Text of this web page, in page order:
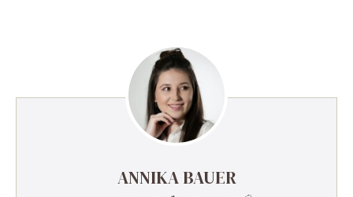
ANNIKA BAUER